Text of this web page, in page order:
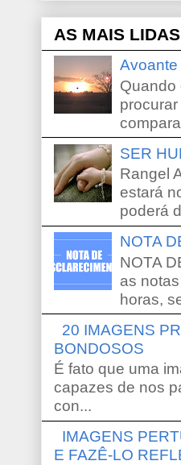
AS MAIS
Avoante
Quando
SER
Rangel
estará
poderá
NOTA
NOTA
as
horas,
20 IMAGENS
BONDOSOS
É fato que uma
capazes de nos
con...
IMAGENS
E FAZÊ-LO